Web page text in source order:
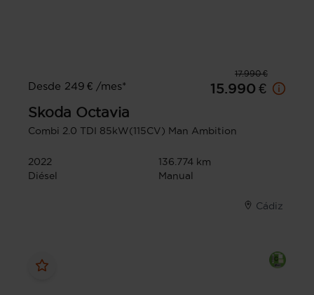
17.990 €
Desde 249 € /mes*
15.990 €
Skoda Octavia
Combi 2.0 TDI 85kW(115CV) Man Ambition
2022
136.774 km
Diésel
Manual
Cádiz